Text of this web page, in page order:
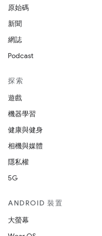
原始碼
新聞
網誌
Podcast
探索
遊戲
機器學習
健康與健身
相機與媒體
隱私權
5G
ANDROID 裝置
大螢幕